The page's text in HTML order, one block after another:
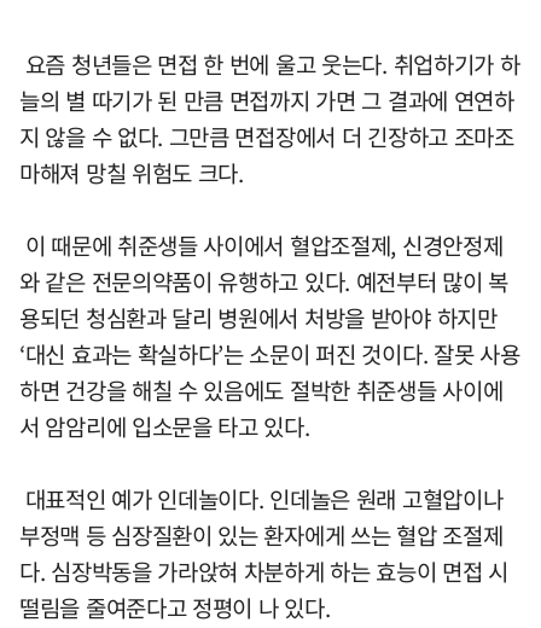
요즘 청년들은 면접 한 번에 울고 웃는다. 취업하기가 하
늘의 별 따기가 된 만큼 면접까지 가면 그 결과에 연연하
지 않을 수 없다. 그만큼 면접장에서 더 긴장하고 조마조
마해져 망칠 위험도 크다.
이 때문에 취준생들 사이에서 혈압조절제, 신경안정제
와 같은 전문의약품이 유행하고 있다. 예전부터 많이 복
용되던 청심환과 달리 병원에서 처방을 받아야 하지만
‘대신 효과는 확실하다’는 소문이 퍼진 것이다. 잘못 사용
하면 건강을 해칠 수 있음에도 절박한 취준생들 사이에
서 암암리에 입소문을 타고 있다.
대표적인 예가 인데놀이다. 인데놀은 원래 고혈압이나
부정맥 등 심장질환이 있는 환자에게 쓰는 혈압 조절제
다. 심장박동을 가라앉혀 차분하게 하는 효능이 면접 시
떨림을 줄여준다고 정평이 나 있다.